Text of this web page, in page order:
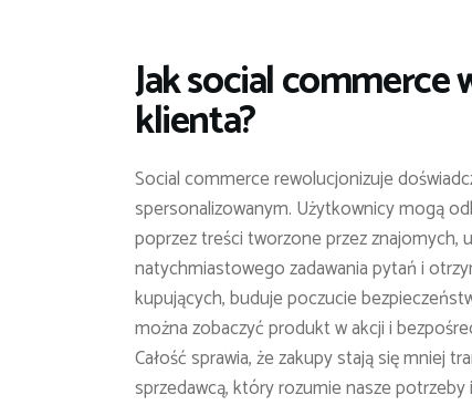
Jak social commerce
klienta?
Social commerce rewolucjonizuje
spersonalizowanym. Użytkownicy mogą
poprzez treści tworzone przez znajomych,
natychmiastowego zadawania pytań i
kupujących, buduje poczucie
można zobaczyć produkt w akcji i
Całość sprawia, że zakupy stają się mniej
sprzedawcą, który rozumie nasze